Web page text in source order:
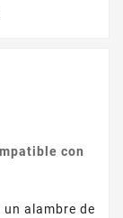
con
alambre de